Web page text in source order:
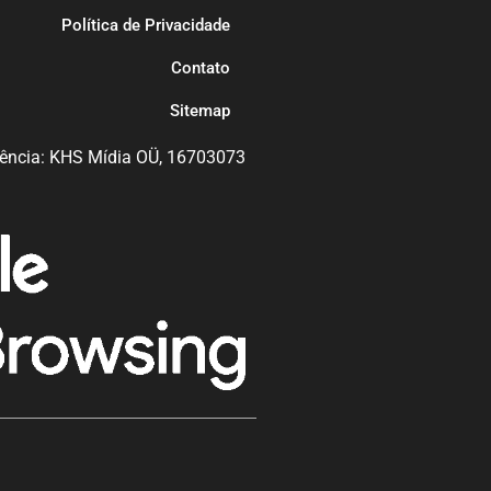
Política de Privacidade
Contato
Sitemap
KHS Mídia OÜ, 16703073